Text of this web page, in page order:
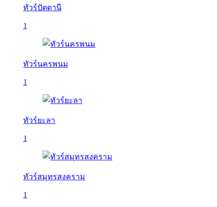
ทัวร์ปัตตานี
1
ทัวร์นครพนม
1
ทัวร์ยะลา
1
ทัวร์สมุทรสงคราม
1